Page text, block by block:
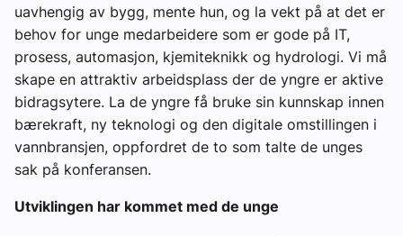
uavhengig av bygg, mente hun, og la vekt på at det er
behov for unge medarbeidere som er gode på IT,
prosess, automasjon, kjemiteknikk og hydrologi. Vi må
skape en attraktiv arbeidsplass der de yngre er aktive
bidragsytere. La de yngre få bruke sin kunnskap innen
bærekraft, ny teknologi og den digitale omstillingen i
vannbransjen, oppfordret de to som talte de unges
sak på konferansen.
Utviklingen har kommet med de unge